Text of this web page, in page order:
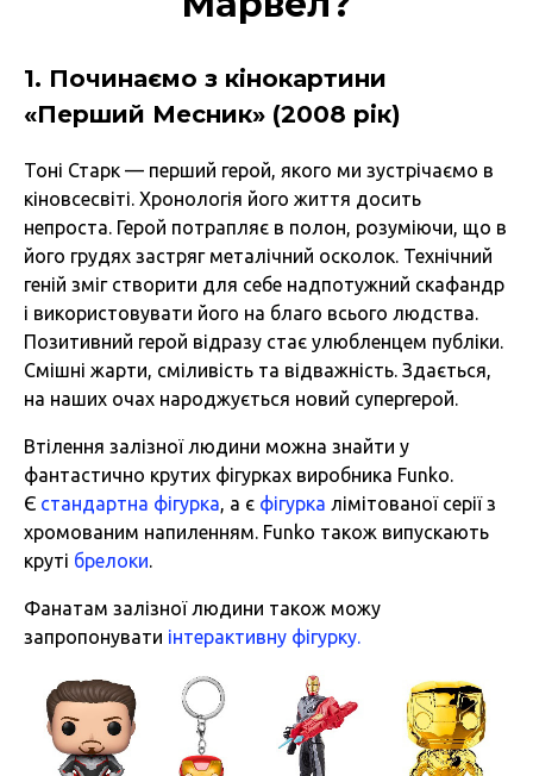
1. Починаємо з кінокартини
«Перший Месник» (2008 рік)
Тоні Старк — перший герой, якого ми зустрічаємо в
кіновсесвіті. Хронологія його життя досить
непроста. Герой потрапляє в полон, розуміючи, що в
його грудях застряг металічний осколок. Технічний
геній зміг створити для себе надпотужний скафандр
і використовувати його на благо всього людства.
Позитивний герой відразу стає улюбленцем публіки.
Смішні жарти, сміливість та відважність. Здається,
на наших очах народжується новий супергерой.
Втілення залізної людини можна знайти у
фантастично крутих фігурках виробника Funko.
Є стандартна фігурка , а є фігурка лімітованої серії з
хромованим напиленням. Funko також випускають
круті брелоки
Фанатам залізної людини також можу
запропонувати інтерактивну фігурку.